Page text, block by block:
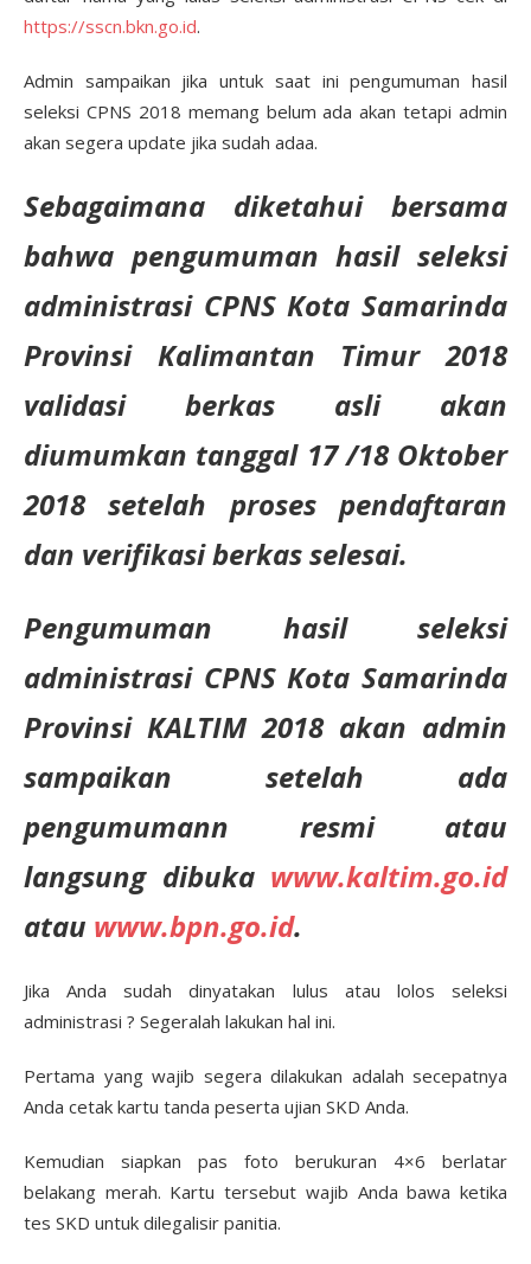
https://sscn.bkn.go.id.
Admin sampaikan jika untuk saat ini pengumuman hasil
seleksi CPNS 2018 memang belum ada akan tetapi admin
akan segera update jika sudah adaa.
Sebagaimana diketahui bersama
bahwa pengumuman hasil seleksi
administrasi CPNS Kota Samarinda
Provinsi Kalimantan Timur 2018
validasi berkas asli akan
diumumkan tanggal 17 /18 Oktober
2018 setelah proses pendaftaran
dan verifikasi berkas selesai.
Pengumuman hasil seleksi
administrasi CPNS Kota Samarinda
Provinsi KALTIM 2018 akan admin
sampaikan setelah ada
pengumumann resmi atau
langsung dibuka www.kaltim.go.id
atau www.bpn.go.id.
Jika Anda sudah dinyatakan lulus atau lolos seleksi
administrasi ? Segeralah lakukan hal ini.
Pertama yang wajib segera dilakukan adalah secepatnya
Anda cetak kartu tanda peserta ujian SKD Anda.
Kemudian siapkan pas foto berukuran 4×6 berlatar
belakang merah. Kartu tersebut wajib Anda bawa ketika
tes SKD untuk dilegalisir panitia.